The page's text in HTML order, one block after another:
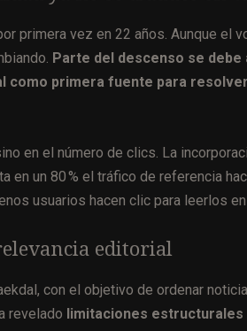
primera vez en 22 años. Aunque el
Parte del descenso se debe
como primera fuente para
en el número de clics. La
en un 80 % el tráfico de referencia
usuarios hacen clic para leerlos en
editorial
con el objetivo de ordenar
revelado limitaciones estructurales